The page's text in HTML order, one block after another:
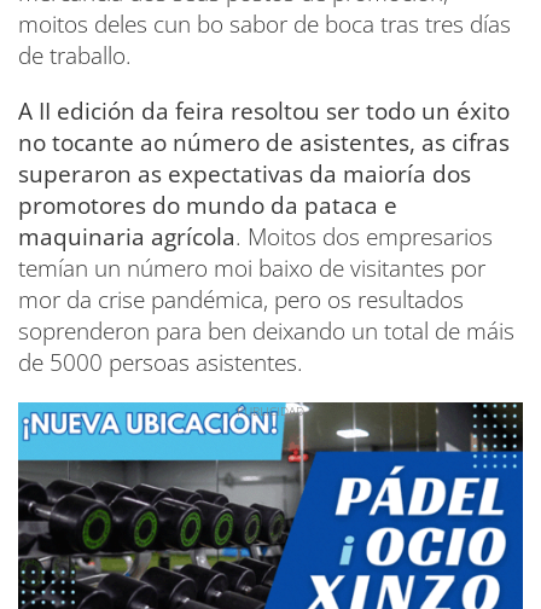
moitos deles cun bo sabor de boca tras tres días
de traballo.
A II edición da feira resoltou ser todo un éxito
no tocante ao número de asistentes, as cifras
superaron as expectativas da maioría dos
promotores do mundo da pataca e
maquinaria agrícola. Moitos dos empresarios
temían un número moi baixo de visitantes por
mor da crise pandémica, pero os resultados
soprenderon para ben deixando un total de máis
de 5000 persoas asistentes.